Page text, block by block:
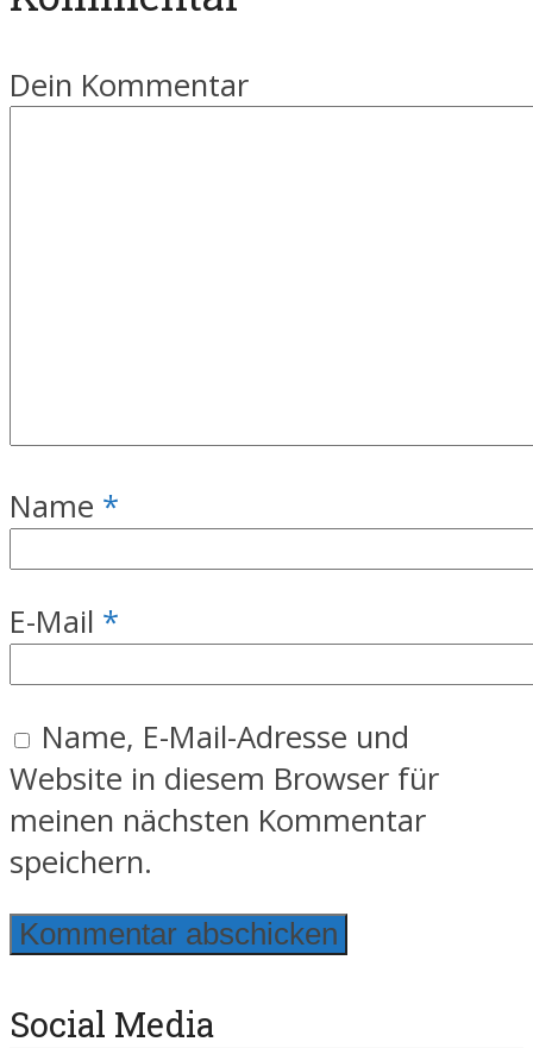
Dein Kommentar
Name *
E-Mail *
Name, E-Mail-Adresse und
Website in diesem Browser für
meinen nächsten Kommentar
speichern.
Social Media